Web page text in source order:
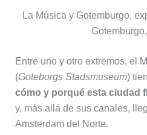
La Música y Gotemburgo,
Entre uno y otro extremos, el
(Goteborgs Stadsmuseum)
cómo y porqué esta ciudad
y, más allá de sus canales,
Amsterdam del Norte.